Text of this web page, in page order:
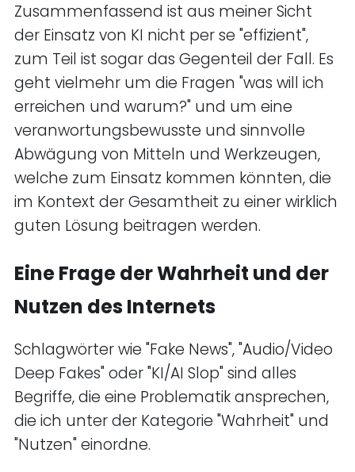
Zusammenfassend ist aus meiner Sicht
der Einsatz von KI nicht per se "effizient",
zum Teil ist sogar das Gegenteil der Fall. Es
geht vielmehr um die Fragen "was will ich
erreichen und warum?" und um eine
veranwortungsbewusste und sinnvolle
Abwägung von Mitteln und Werkzeugen,
welche zum Einsatz kommen könnten, die
im Kontext der Gesamtheit zu einer wirklich
guten Lösung beitragen werden.
Eine Frage der Wahrheit und der
Nutzen des Internets
Schlagwörter wie "Fake News", "Audio/Video
Deep Fakes" oder "KI/AI Slop" sind alles
Begriffe, die eine Problematik ansprechen,
die ich unter der Kategorie "Wahrheit" und
"Nutzen" einordne.